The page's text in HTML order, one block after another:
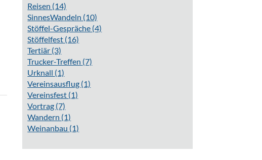
Reisen (14)
SinnesWandeln (10)
Stöffel-Gespräche (4)
Stöffelfest (16)
Tertiär (3)
Trucker-Treffen (7)
Urknall (1)
Vereinsausflug (1)
Vereinsfest (1)
Vortrag (7)
Wandern (1)
Weinanbau (1)